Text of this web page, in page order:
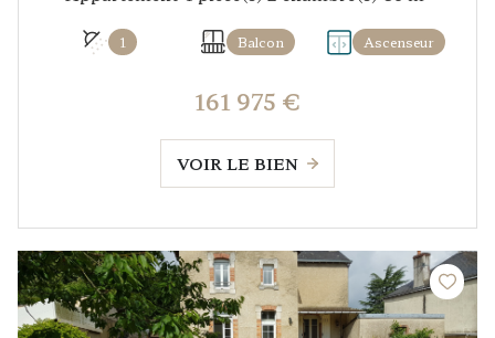
1 Balcon Ascenseur
161 975 €
VOIR LE BIEN